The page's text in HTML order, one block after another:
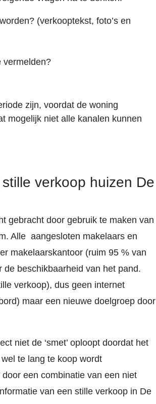
(verkooptekst, foto’s en
vermelden?
zijn, voordat de woning
mogelijk niet alle kanalen kunnen
verkoop huizen De
gebracht door gebruik te maken van
Alle aangesloten makelaars en
makelaarskantoor (ruim 95 % van
beschikbaarheid van het pand.
verkoop), dus geen internet
maar een nieuwe doelgroep door
niet de ‘smet’ oploopt doordat het
te lang te koop wordt
een combinatie van een niet
van een stille verkoop in De